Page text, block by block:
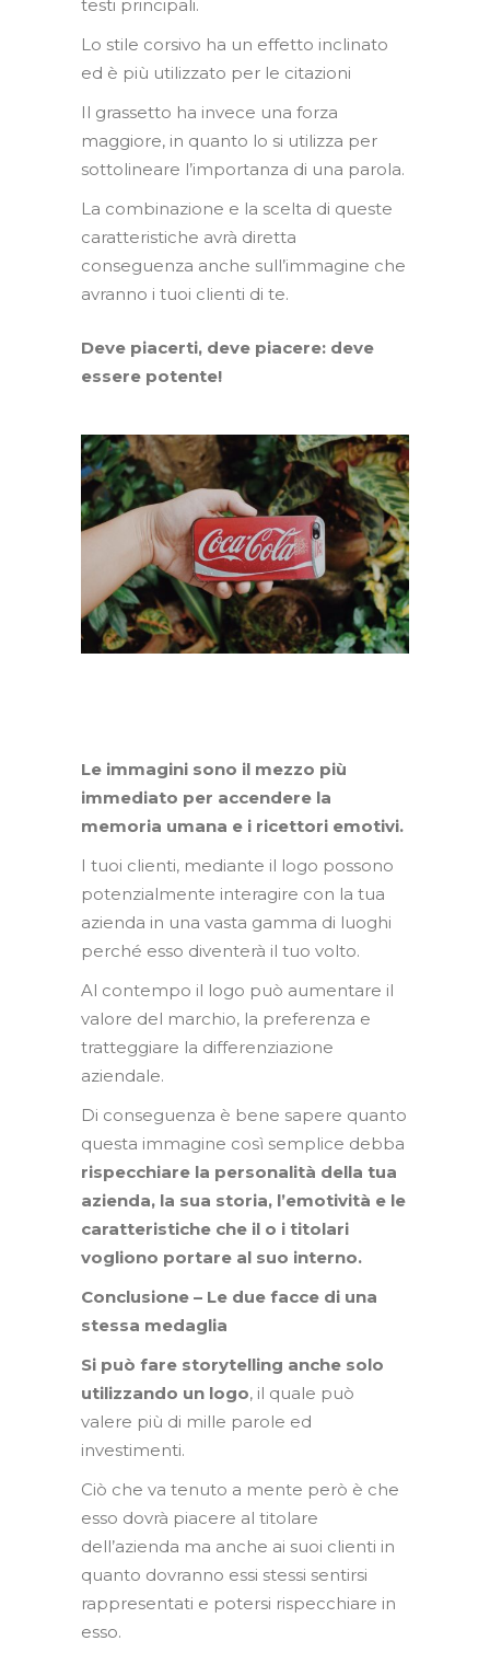
testi principali.
Lo stile corsivo ha un effetto inclinato
ed è più utilizzato per le citazioni
Il grassetto ha invece una forza
maggiore, in quanto lo si utilizza per
sottolineare l’importanza di una parola.
La combinazione e la scelta di queste
caratteristiche avrà diretta
conseguenza anche sull’immagine che
avranno i tuoi clienti di te.
Deve piacerti, deve piacere: deve
essere potente!
Le immagini sono il mezzo più
immediato per accendere la
memoria umana e i ricettori emotivi.
I tuoi clienti, mediante il logo possono
potenzialmente interagire con la tua
azienda in una vasta gamma di luoghi
perché esso diventerà il tuo volto.
Al contempo il logo può aumentare il
valore del marchio, la preferenza e
tratteggiare la differenziazione
aziendale.
Di conseguenza è bene sapere quanto
questa immagine così semplice debba
rispecchiare la personalità della tua
azienda, la sua storia, l’emotività e le
caratteristiche che il o i titolari
vogliono portare al suo interno.
Conclusione – Le due facce di una
stessa medaglia
Si può fare storytelling anche solo
utilizzando un logo, il quale può
valere più di mille parole ed
investimenti.
Ciò che va tenuto a mente però è che
esso dovrà piacere al titolare
dell’azienda ma anche ai suoi clienti in
quanto dovranno essi stessi sentirsi
rappresentati e potersi rispecchiare in
esso.